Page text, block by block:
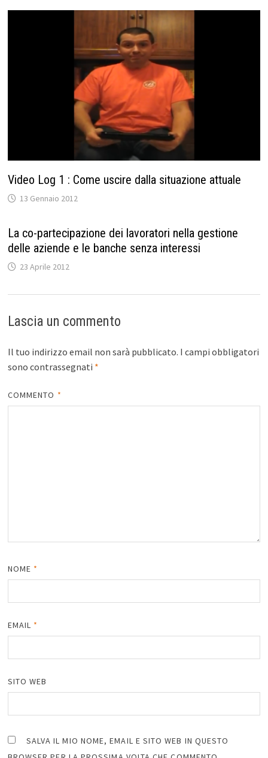
Video Log 1 : Come uscire dalla situazione attuale
13 Gennaio 2012
La co-partecipazione dei lavoratori nella gestione
delle aziende e le banche senza interessi
23 Aprile 2012
Lascia un commento
Il tuo indirizzo email non sarà pubblicato. I campi obbligatori
sono contrassegnati *
COMMENTO *
NOME *
EMAIL *
SITO WEB
SALVA IL MIO NOME, EMAIL E SITO WEB IN QUESTO